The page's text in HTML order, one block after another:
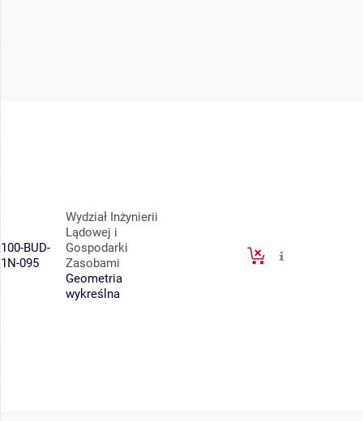
100-BUD-
1N-095
Wydział Inżynierii
Lądowej i
Gospodarki
Zasobami
Geometria
wykreślna